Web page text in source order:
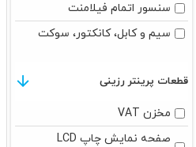
سنسور اتمام فیلامنت
سیم و کابل، کانکتور، سوکت
قطعات پرینتر رزینی
مخزن VAT
صفحه نمایش چاپ LCD